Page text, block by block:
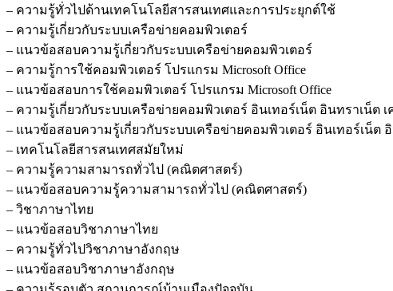
– ความรู้ทั่วไปด้านเทคโนโลยีสารสนเทศและการประยุกต์ใช้
– ความรู้เกี่ยวกับระบบเครือข่ายคอมพิวเตอร์
– แนวข้อสอบความรู้เกี่ยวกับระบบเครือข่ายคอมพิวเตอร์
– ความรู้การใช้คอมพิวเตอร์ โปรแกรม Microsoft Office
– แนวข้อสอบการใช้คอมพิวเตอร์ โปรแกรม Microsoft Office
– ความรู้เกี่ยวกับระบบเครือข่ายคอมพิวเตอร์ อินเทอร์เน็ต อินทราเน็
– แนวข้อสอบความรู้เกี่ยวกับระบบเครือข่ายคอมพิวเตอร์ อินเทอร์เน็
– เทคโนโลยีสารสนเทศสมัยใหม่
– ความรู้ความสามารถทั่วไป (คณิตศาสตร์)
– แนวข้อสอบความรู้ความสามารถทั่วไป (คณิตศาสตร์)
– วิชาภาษาไทย
– แนวข้อสอบวิชาภาษาไทย
– ความรู้ทั่วไปวิชาภาษาอังกฤษ
– แนวข้อสอบวิชาภาษาอังกฤษ